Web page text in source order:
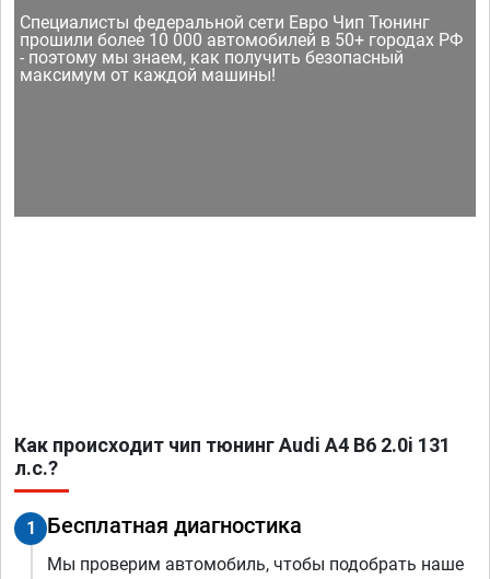
Специалисты федеральной сети Евро Чип Тюнинг
прошили более 10 000 автомобилей в 50+ городах РФ
- поэтому мы знаем, как получить безопасный
максимум от каждой машины!
Как происходит чип тюнинг Audi A4 B6 2.0i 131
л.с.?
1 Бесплатная диагностика
Мы проверим автомобиль, чтобы подобрать наше